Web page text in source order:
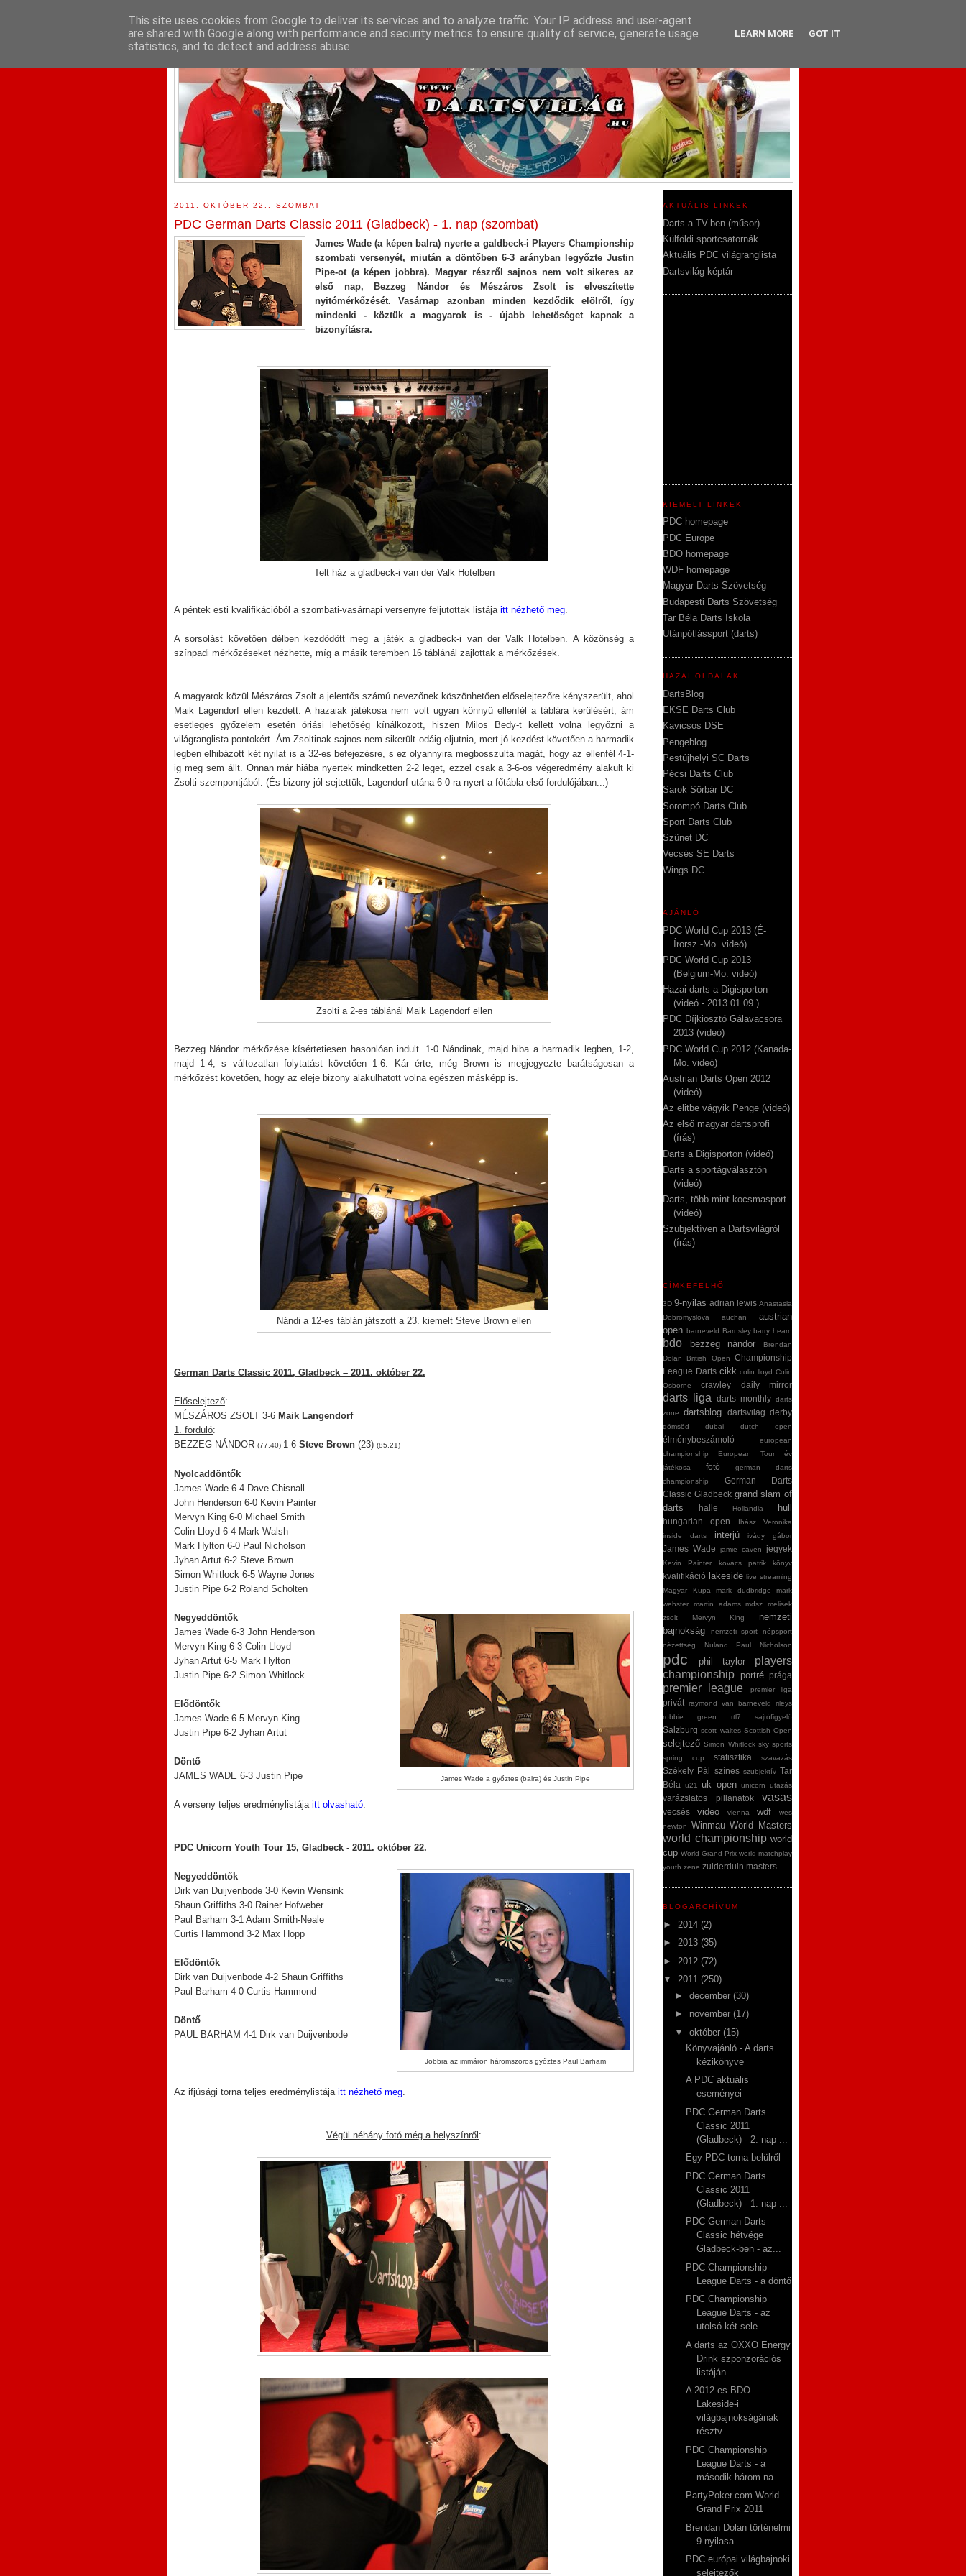
2011. OKTÓBER 22., SZOMBAT
PDC German Darts Classic 2011 (Gladbeck) - 1. nap (szombat)
James Wade (a képen balra) nyerte a galdbeck-i Players Championship
szombati versenyét, miután a döntőben 6-3 arányban legyőzte Justin
Pipe-ot (a képen jobbra). Magyar részről sajnos nem volt sikeres az
első nap, Bezzeg Nándor és Mészáros Zsolt is elveszítette
nyitómérkőzését. Vasárnap azonban minden kezdődik elölről, így
mindenki - köztük a magyarok is - újabb lehetőséget kapnak a
bizonyításra.
Telt ház a gladbeck-i van der Valk Hotelben
A péntek esti kvalifikációból a szombati-vasárnapi versenyre feljutottak listája itt nézhető meg.
A sorsolást követően délben kezdődött meg a játék a gladbeck-i van der Valk Hotelben. A közönség a
színpadi mérkőzéseket nézhette, míg a másik teremben 16 táblánál zajlottak a mérkőzések.
A magyarok közül Mészáros Zsolt a jelentős számú nevezőnek köszönhetően előselejtezőre kényszerült, ahol
Maik Lagendorf ellen kezdett. A hazaiak játékosa nem volt ugyan könnyű ellenfél a táblára kerülésért, ám
esetleges győzelem esetén óriási lehetőség kínálkozott, hiszen Milos Bedy-t kellett volna legyőzni a
világranglista pontokért. Ám Zsoltinak sajnos nem sikerült odáig eljutnia, mert jó kezdést követően a harmadik
legben elhibázott két nyilat is a 32-es befejezésre, s ez olyannyira megbosszulta magát, hogy az ellenfél 4-1-
ig meg sem állt. Onnan már hiába nyertek mindketten 2-2 leget, ezzel csak a 3-6-os végeredmény alakult ki
Zsolti szempontjából. (És bizony jól sejtettük, Lagendorf utána 6-0-ra nyert a főtábla első fordulójában...)
Zsolti a 2-es táblánál Maik Lagendorf ellen
Bezzeg Nándor mérkőzése kísértetiesen hasonlóan indult. 1-0 Nándinak, majd hiba a harmadik legben, 1-2,
majd 1-4, s változatlan folytatást követően 1-6. Kár érte, még Brown is megjegyezte barátságosan a
mérkőzést követően, hogy az eleje bizony alakulhatott volna egészen másképp is.
Nándi a 12-es táblán játszott a 23. kiemelt Steve Brown ellen
German Darts Classic 2011, Gladbeck – 2011. október 22.
Előselejtező:
MÉSZÁROS ZSOLT 3-6 Maik Langendorf
1. forduló:
BEZZEG NÁNDOR (77,40) 1-6 Steve Brown (23) (85,21)
Nyolcaddöntők
James Wade 6-4 Dave Chisnall
John Henderson 6-0 Kevin Painter
Mervyn King 6-0 Michael Smith
Colin Lloyd 6-4 Mark Walsh
Mark Hylton 6-0 Paul Nicholson
Jyhan Artut 6-2 Steve Brown
Simon Whitlock 6-5 Wayne Jones
Justin Pipe 6-2 Roland Scholten
James Wade a győztes (balra) és Justin Pipe
Negyeddöntők
James Wade 6-3 John Henderson
Mervyn King 6-3 Colin Lloyd
Jyhan Artut 6-5 Mark Hylton
Justin Pipe 6-2 Simon Whitlock
Elődöntők
James Wade 6-5 Mervyn King
Justin Pipe 6-2 Jyhan Artut
Döntő
JAMES WADE 6-3 Justin Pipe
A verseny teljes eredménylistája itt olvasható.
PDC Unicorn Youth Tour 15, Gladbeck - 2011. október 22.
Jobbra az immáron háromszoros győztes Paul Barham
Negyeddöntők
Dirk van Duijvenbode 3-0 Kevin Wensink
Shaun Griffiths 3-0 Rainer Hofweber
Paul Barham 3-1 Adam Smith-Neale
Curtis Hammond 3-2 Max Hopp
Elődöntők
Dirk van Duijvenbode 4-2 Shaun Griffiths
Paul Barham 4-0 Curtis Hammond
Döntő
PAUL BARHAM 4-1 Dirk van Duijvenbode
Az ifjúsági torna teljes eredménylistája itt nézhető meg.
Végül néhány fotó még a helyszínről :
AKTUÁLIS LINKEK
Darts a TV-ben (műsor)
Külföldi sportcsatornák
Aktuális PDC világranglista
Dartsvilág képtár
KIEMELT LINKEK
PDC homepage
PDC Europe
BDO homepage
WDF homepage
Magyar Darts Szövetség
Budapesti Darts Szövetség
Tar Béla Darts Iskola
Utánpótlássport (darts)
HAZAI OLDALAK
DartsBlog
EKSE Darts Club
Kavicsos DSE
Pengeblog
Pestújhelyi SC Darts
Pécsi Darts Club
Sarok Sörbár DC
Sorompó Darts Club
Sport Darts Club
Szünet DC
Vecsés SE Darts
Wings DC
AJÁNLÓ
PDC World Cup 2013 (É-
Írorsz.-Mo. videó)
PDC World Cup 2013
(Belgium-Mo. videó)
Hazai darts a Digisporton
(videó - 2013.01.09.)
PDC Díjkiosztó Gálavacsora
2013 (videó)
PDC World Cup 2012 (Kanada-
Mo. videó)
Austrian Darts Open 2012
(videó)
Az elitbe vágyik Penge (videó)
Az első magyar dartsprofi
(írás)
Darts a Digisporton (videó)
Darts a sportágválasztón
(videó)
Darts, több mint kocsmasport
(videó)
Szubjektíven a Dartsvilágról
(írás)
CÍMKEFELHŐ
3D 9-nyilas adrian lewis Anastasia
Dobromyslova
auchan
austrian
open barneveld Barnsley barry hearn
bdo bezzeg nándor
Brendan
Dolan
British Open
Championship
League Darts cikk colin lloyd Colin
Osborne
crawley daily mirror
darts liga darts monthly darts
zone
dartsblog dartsvilag derby
dömsöd dubai dutch open
élménybeszámoló
european
championship
European Tour
év
játékosa
fotó
german darts
championship
German Darts
Classic Gladbeck grand slam of
darts
halle Hollandia hull
hungarian open
Ihász Veronika
inside darts
interjú ivády gábor
James Wade jamie caven jegyek
Kevin Painter kovács patrik könyv
kvalifikáció lakeside live streaming
Magyar Kupa
mark dudbridge
mark
webster
martin adams mdsz
melisek
zsolt
Mervyn King
nemzeti
bajnokság
nemzeti sport
népsport
nézettség
Nuland Paul Nicholson
pdc phil taylor
players
championship portré prága
premier league premier liga
privát raymond van barneveld
rileys
robbie green
rtl7 sajtófigyeló
Salzburg scott waites Scottish Open
selejtező Simon Whitlock sky sports
spring cup
statisztika szavazás
Székely Pál színes szubjektív Tar
Béla
u21 uk open unicorn utazás
varázslatos pillanatok vasas
vecsés video vienna wdf
wes
newton
Winmau World Masters
world championship world
cup World Grand Prix world matchplay
youth zene zuiderduin masters
BLOGARCHÍVUM
► 2014 (2)
► 2013 (35)
► 2012 (72)
▼ 2011 (250)
► december (30)
► november (17)
▼ október (15)
Könyvajánló - A darts
kézikönyve
A PDC aktuális
eseményei
PDC German Darts
Classic 2011
(Gladbeck) - 2. nap ...
Egy PDC torna belülről
PDC German Darts
Classic 2011
(Gladbeck) - 1. nap ...
PDC German Darts
Classic hétvége
Gladbeck-ben - az...
PDC Championship
League Darts - a döntő
PDC Championship
League Darts - az
utolsó két sele...
A darts az OXXO Energy
Drink szponzorációs
listáján
A 2012-es BDO
Lakeside-i
világbajnokságának
résztv...
PDC Championship
League Darts - a
második három na...
PartyPoker.com World
Grand Prix 2011
Brendan Dolan történelmi
9-nyilasa
PDC európai világbajnoki
selejtezők
This site uses cookies from Google to deliver its services and to analyze traffic. Your IP address and user-agent
are shared with Google along with performance and security metrics to ensure quality of service, generate usage
statistics, and to detect and address abuse.
LEARN MORE GOT IT